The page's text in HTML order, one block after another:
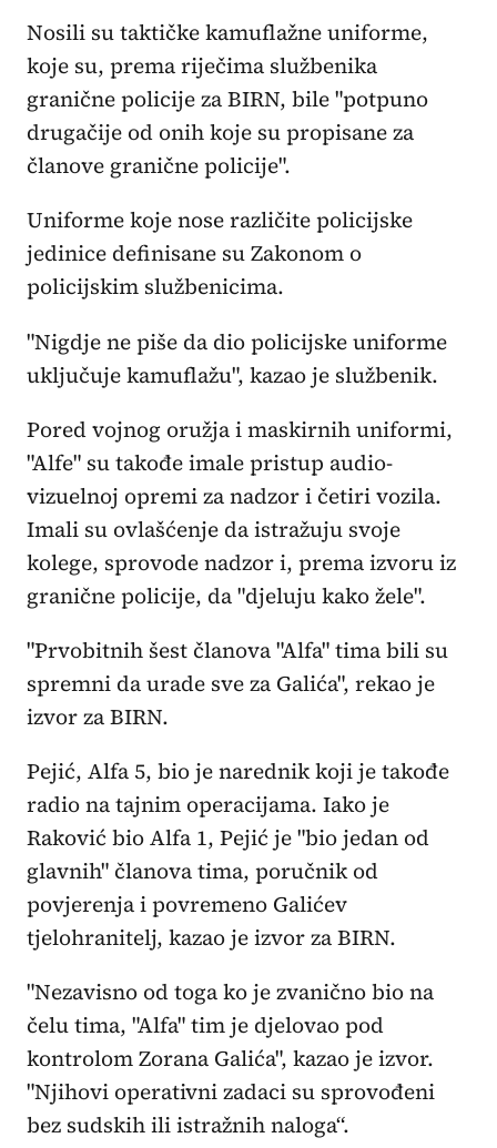
Nosili su taktičke kamuflažne uniforme,
koje su, prema riječima službenika
granične policije za BIRN, bile "potpuno
drugačije od onih koje su propisane za
članove granične policije".
Uniforme koje nose različite policijske
jedinice definisane su Zakonom o
policijskim službenicima.
"Nigdje ne piše da dio policijske uniforme
uključuje kamuflažu", kazao je službenik.
Pored vojnog oružja i maskirnih uniformi,
"Alfe" su takođe imale pristup audio-
vizuelnoj opremi za nadzor i četiri vozila.
Imali su ovlašćenje da istražuju svoje
kolege, sprovode nadzor i, prema izvoru iz
granične policije, da "djeluju kako žele".
"Prvobitnih šest članova "Alfa" tima bili su
spremni da urade sve za Galića", rekao je
izvor za BIRN.
Pejić, Alfa 5, bio je narednik koji je takođe
radio na tajnim operacijama. Iako je
Raković bio Alfa 1, Pejić je "bio jedan od
glavnih" članova tima, poručnik od
povjerenja i povremeno Galićev
tjelohranitelj, kazao je izvor za BIRN.
"Nezavisno od toga ko je zvanično bio na
čelu tima, "Alfa" tim je djelovao pod
kontrolom Zorana Galića", kazao je izvor.
"Njihovi operativni zadaci su sprovođeni
bez sudskih ili istražnih naloga“.